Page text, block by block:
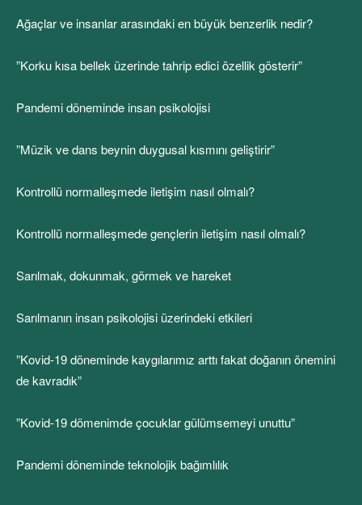
Ağaçlar ve insanlar arasındaki en büyük benzerlik nedir?
”Korku kısa bellek üzerinde tahrip edici özellik gösterir”
Pandemi döneminde insan psikolojisi
”Müzik ve dans beynin duygusal kısmını geliştirir”
Kontrollü normalleşmede iletişim nasıl olmalı?
Kontrollü normalleşmede gençlerin iletişim nasıl olmalı?
Sarılmak, dokunmak, görmek ve hareket
Sarılmanın insan psikolojisi üzerindeki etkileri
”Kovid-19 döneminde kaygılarımız arttı fakat doğanın önemini
de kavradık”
”Kovid-19 dömenimde çocuklar gülümsemeyi unuttu”
Pandemi döneminde teknolojik bağımlılık